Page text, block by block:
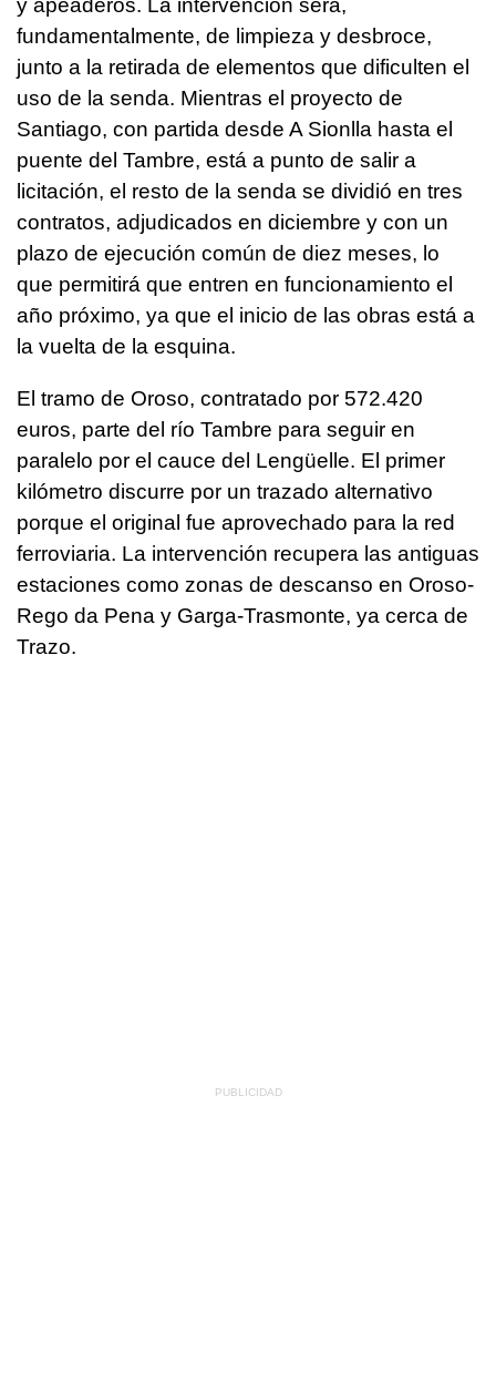
y apeaderos. La intervención será,
fundamentalmente, de limpieza y desbroce,
junto a la retirada de elementos que dificulten el
uso de la senda. Mientras el proyecto de
Santiago, con partida desde A Sionlla hasta el
puente del Tambre, está a punto de salir a
licitación, el resto de la senda se dividió en tres
contratos, adjudicados en diciembre y con un
plazo de ejecución común de diez meses, lo
que permitirá que entren en funcionamiento el
año próximo, ya que el inicio de las obras está a
la vuelta de la esquina.
El tramo de Oroso, contratado por 572.420
euros, parte del río Tambre para seguir en
paralelo por el cauce del Lengüelle. El primer
kilómetro discurre por un trazado alternativo
porque el original fue aprovechado para la red
ferroviaria. La intervención recupera las antiguas
estaciones como zonas de descanso en Oroso-
Rego da Pena y Garga-Trasmonte, ya cerca de
Trazo.